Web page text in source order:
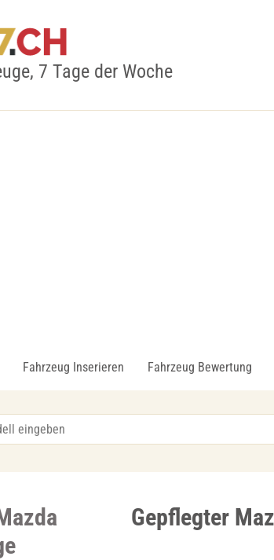
7 Tage der Woche
Fahrzeug Inserieren Fahrzeug Bewertung
Gepflegter